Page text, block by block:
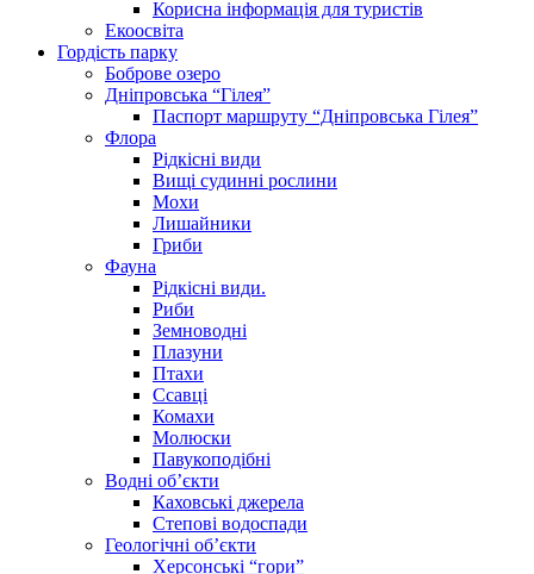
Корисна інформація для туристів
Екоосвіта
Гордість парку
Боброве озеро
Дніпровська “Гілея”
Паспорт маршруту “Дніпровська Гілея”
Флора
Рідкісні види
Вищі судинні рослини
Мохи
Лишайники
Гриби
Фауна
Рідкісні види.
Риби
Земноводні
Плазуни
Птахи
Ссавці
Комахи
Молюски
Павукоподібні
Водні об’єкти
Каховські джерела
Степові водоспади
Геологічні об’єкти
Херсонські “гори”